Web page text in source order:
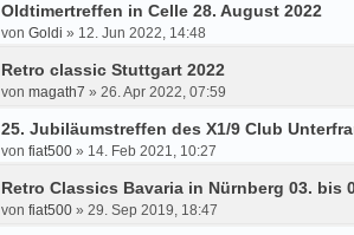
Oldtimertreffen in Celle 28. August 2022
von Goldi » 12. Jun 2022, 14:48
Retro classic Stuttgart 2022
von magath7 » 26. Apr 2022, 07:59
25. Jubiläumstreffen des X1/9 Club
von fiat500 » 14. Feb 2021, 10:27
Retro Classics Bavaria in Nürnberg 03. bis
von fiat500 » 29. Sep 2019, 18:47